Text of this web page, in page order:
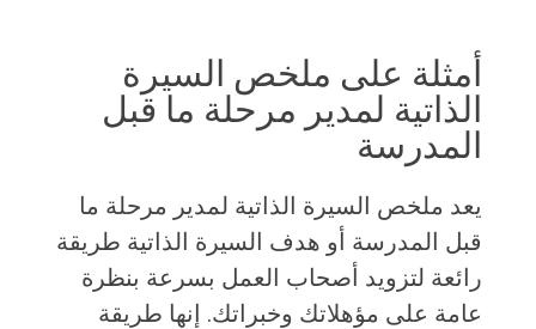
أمثلة على ملخص السيرة
الذاتية لمدير مرحلة ما قبل
المدرسة
يعد ملخص السيرة الذاتية لمدير مرحلة ما
قبل المدرسة أو هدف السيرة الذاتية طريقة
رائعة لتزويد أصحاب العمل بسرعة بنظرة
عامة على مؤهلاتك وخبراتك. إنها طريقة